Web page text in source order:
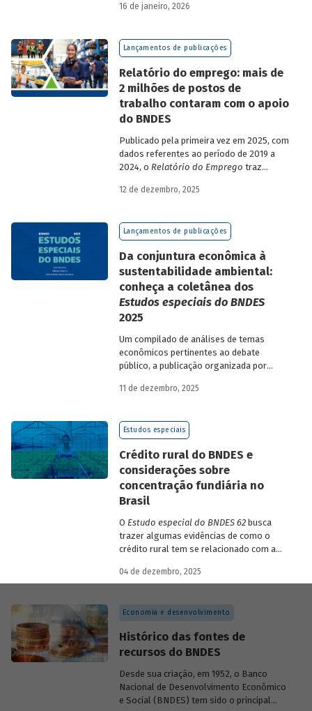
analisa a estratégia de diversificação das
diante dos atuais desafios de
sustentabilidade social, ambiental e
16 de janeiro, 2026
Lançamentos de publicações
Relatório do emprego: mais de
2 milhões de postos de
trabalho contaram com o apoio
do BNDES
Publicado pela primeira vez em 2025, com
dados referentes ao período de 2019 a
2024, o Relatório do Emprego traz
atuação do Banco sobre o mercado de
empregos da economia.
12 de dezembro, 2025
Lançamentos de publicações
Da conjuntura econômica à
sustentabilidade ambiental:
conheça a coletânea dos
Estudos especiais do BNDES
2025
Um compilado de análises de temas
econômicos pertinentes ao debate
público, a publicação organizada por
Souza, economistas do BNDES, reúne 25
BNDESdivulgados ao longo de 2025.
11 de dezembro, 2025
Estudos especiais
Crédito rural do BNDES e
considerações sobre
concentração fundiária no
Brasil
O Estudo especial do BNDES 62busca
trazer algumas evidências de como o
crédito rural tem se relacionado com a
papel desempenhado pelo BNDES.
04 de dezembro, 2025
Economia e desenvolvimento
Histórico das fontes de
recursos do BNDES
Desde sua criação, em 1952, o Banco
Nacional de Desenvolvimento Econômico
e Social (BNDES) tem sido o principal